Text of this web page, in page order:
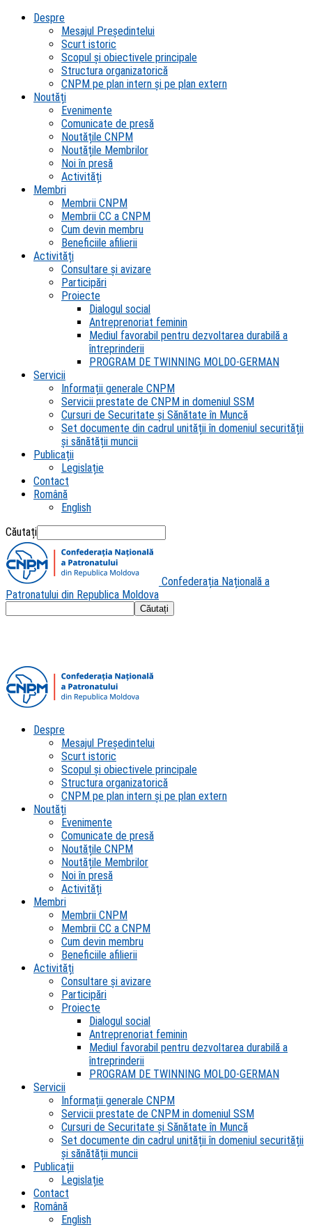
Despre
Mesajul Președintelui
Scurt istoric
Scopul şi obiectivele principale
Structura organizatorică
CNPM pe plan intern şi pe plan extern
Noutăți
Evenimente
Comunicate de presă
Noutățile CNPM
Noutățile Membrilor
Noi în presă
Activități
Membri
Membrii CNPM
Membrii CC a CNPM
Cum devin membru
Beneficiile afilierii
Activități
Consultare și avizare
Participări
Proiecte
Dialogul social
Antreprenoriat feminin
Mediul favorabil pentru dezvoltarea durabilă a
întreprinderii
PROGRAM DE TWINNING MOLDO-GERMAN
Servicii
Informații generale CNPM
Servicii prestate de CNPM in domeniul SSM
Cursuri de Securitate și Sănătate în Muncă
Set documente din cadrul unității în domeniul securității
și sănătății muncii
Publicații
Legislație
Contact
Română
English
Căutați
Confederația Națională a
Patronatului din Republica Moldova
Despre
Mesajul Președintelui
Scurt istoric
Scopul şi obiectivele principale
Structura organizatorică
CNPM pe plan intern şi pe plan extern
Noutăți
Evenimente
Comunicate de presă
Noutățile CNPM
Noutățile Membrilor
Noi în presă
Activități
Membri
Membrii CNPM
Membrii CC a CNPM
Cum devin membru
Beneficiile afilierii
Activități
Consultare și avizare
Participări
Proiecte
Dialogul social
Antreprenoriat feminin
Mediul favorabil pentru dezvoltarea durabilă a
întreprinderii
PROGRAM DE TWINNING MOLDO-GERMAN
Servicii
Informații generale CNPM
Servicii prestate de CNPM in domeniul SSM
Cursuri de Securitate și Sănătate în Muncă
Set documente din cadrul unității în domeniul securității
și sănătății muncii
Publicații
Legislație
Contact
Română
English